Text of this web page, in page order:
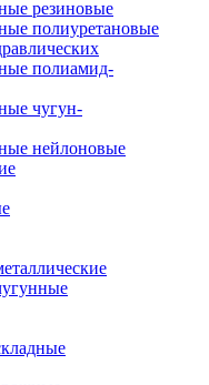
резиновые
полиуретановые
полиамид-
чугун-
нейлоновые